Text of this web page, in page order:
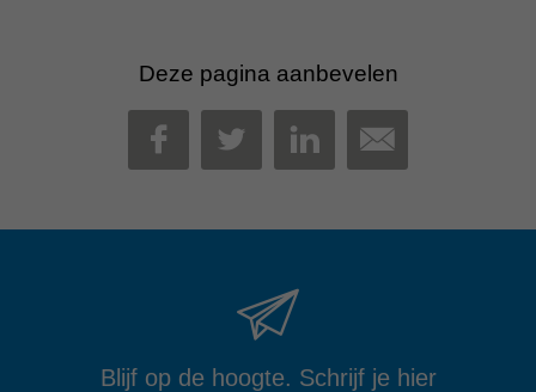
Deze pagina aanbevelen
FACEBOOK
TWITTERLINKEDIN
MAIL
Blijf op de hoogte. Schrijf je hier